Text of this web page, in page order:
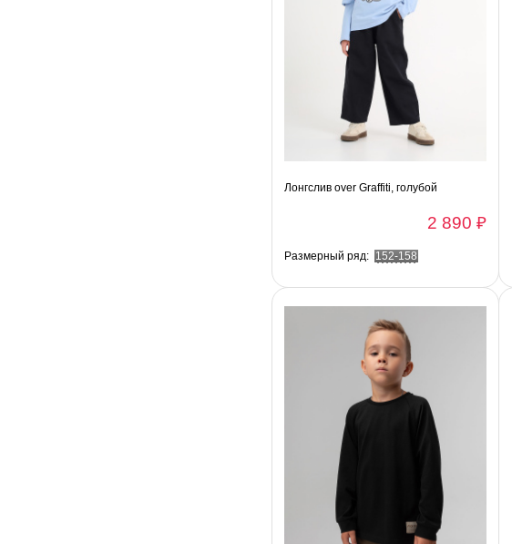
Лонгслив over Graffiti, голубой
2 890 ₽
Размерный ряд: 152-158